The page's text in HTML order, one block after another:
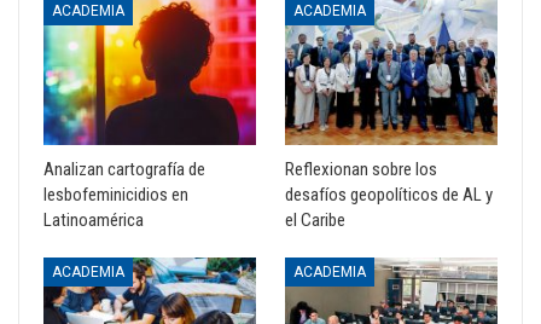
ACADEMIA
Analizan cartografía de
lesbofeminicidios en
Latinoamérica
ACADEMIA
Reflexionan sobre los
desafíos geopolíticos de AL y
el Caribe
ACADEMIA ACADEMIA